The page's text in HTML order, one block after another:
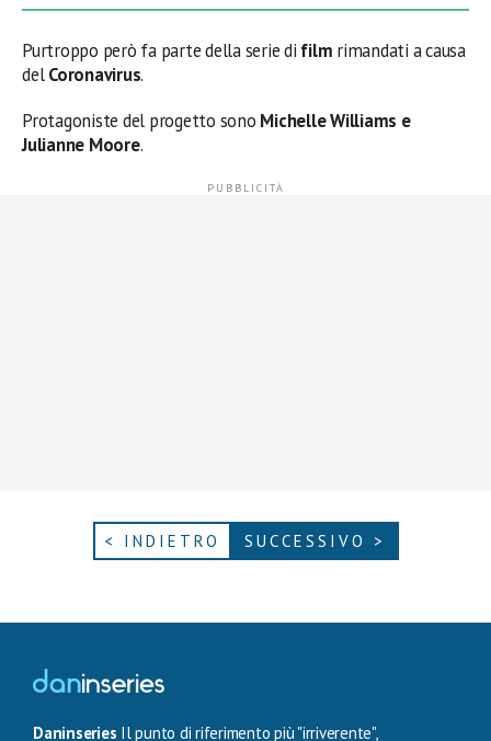
Purtroppo però fa parte della serie di film rimandati a causa
delCoronavirus.
Protagoniste del progetto sono Michelle Williams e
Julianne Moore.
< INDIETRO SUCCESSIVO >
Daninseries Il punto di riferimento più "irriverente",